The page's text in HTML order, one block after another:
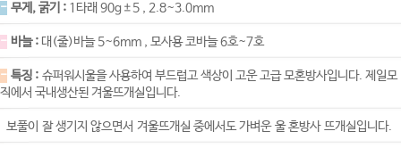
- 무게, 굵기 : 1타래 90g±5 , 2.8~3.0mm
- 바늘 : 대(줄)바늘 5~6mm , 모사용 코바늘 6호~7호
- 특징 : 슈퍼워시울을 사용하여 부드럽고 색상이 고운 고급 모혼방사입니다. 제일모
직에서 국내생산된 겨울뜨개실입니다.
보풀이 잘 생기지 않으면서 겨울뜨개실 중에서도 가벼운 울 혼방사 뜨개실입니다.